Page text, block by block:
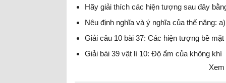
Hãy giải thích các hiện tượng sau đây
Nêu định nghĩa và ý nghĩa của thế năng:
Giải câu 10 bài 37: Các hiện tượng bề
Giải bài 39 vật lí 10: Độ ẩm của không khí